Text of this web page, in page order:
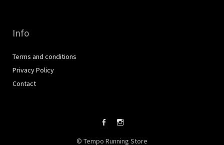
Info
Terms and conditions
Privacy Policy
Contact
FacebookInstagram
© Tempo Running Store